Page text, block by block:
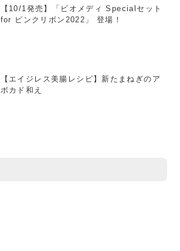
【10/1発売】「ビオメディ Specialセット
for ピンクリボン2022」 登場！
【エイジレス美腸レシピ】新たまねぎのア
ボカド和え